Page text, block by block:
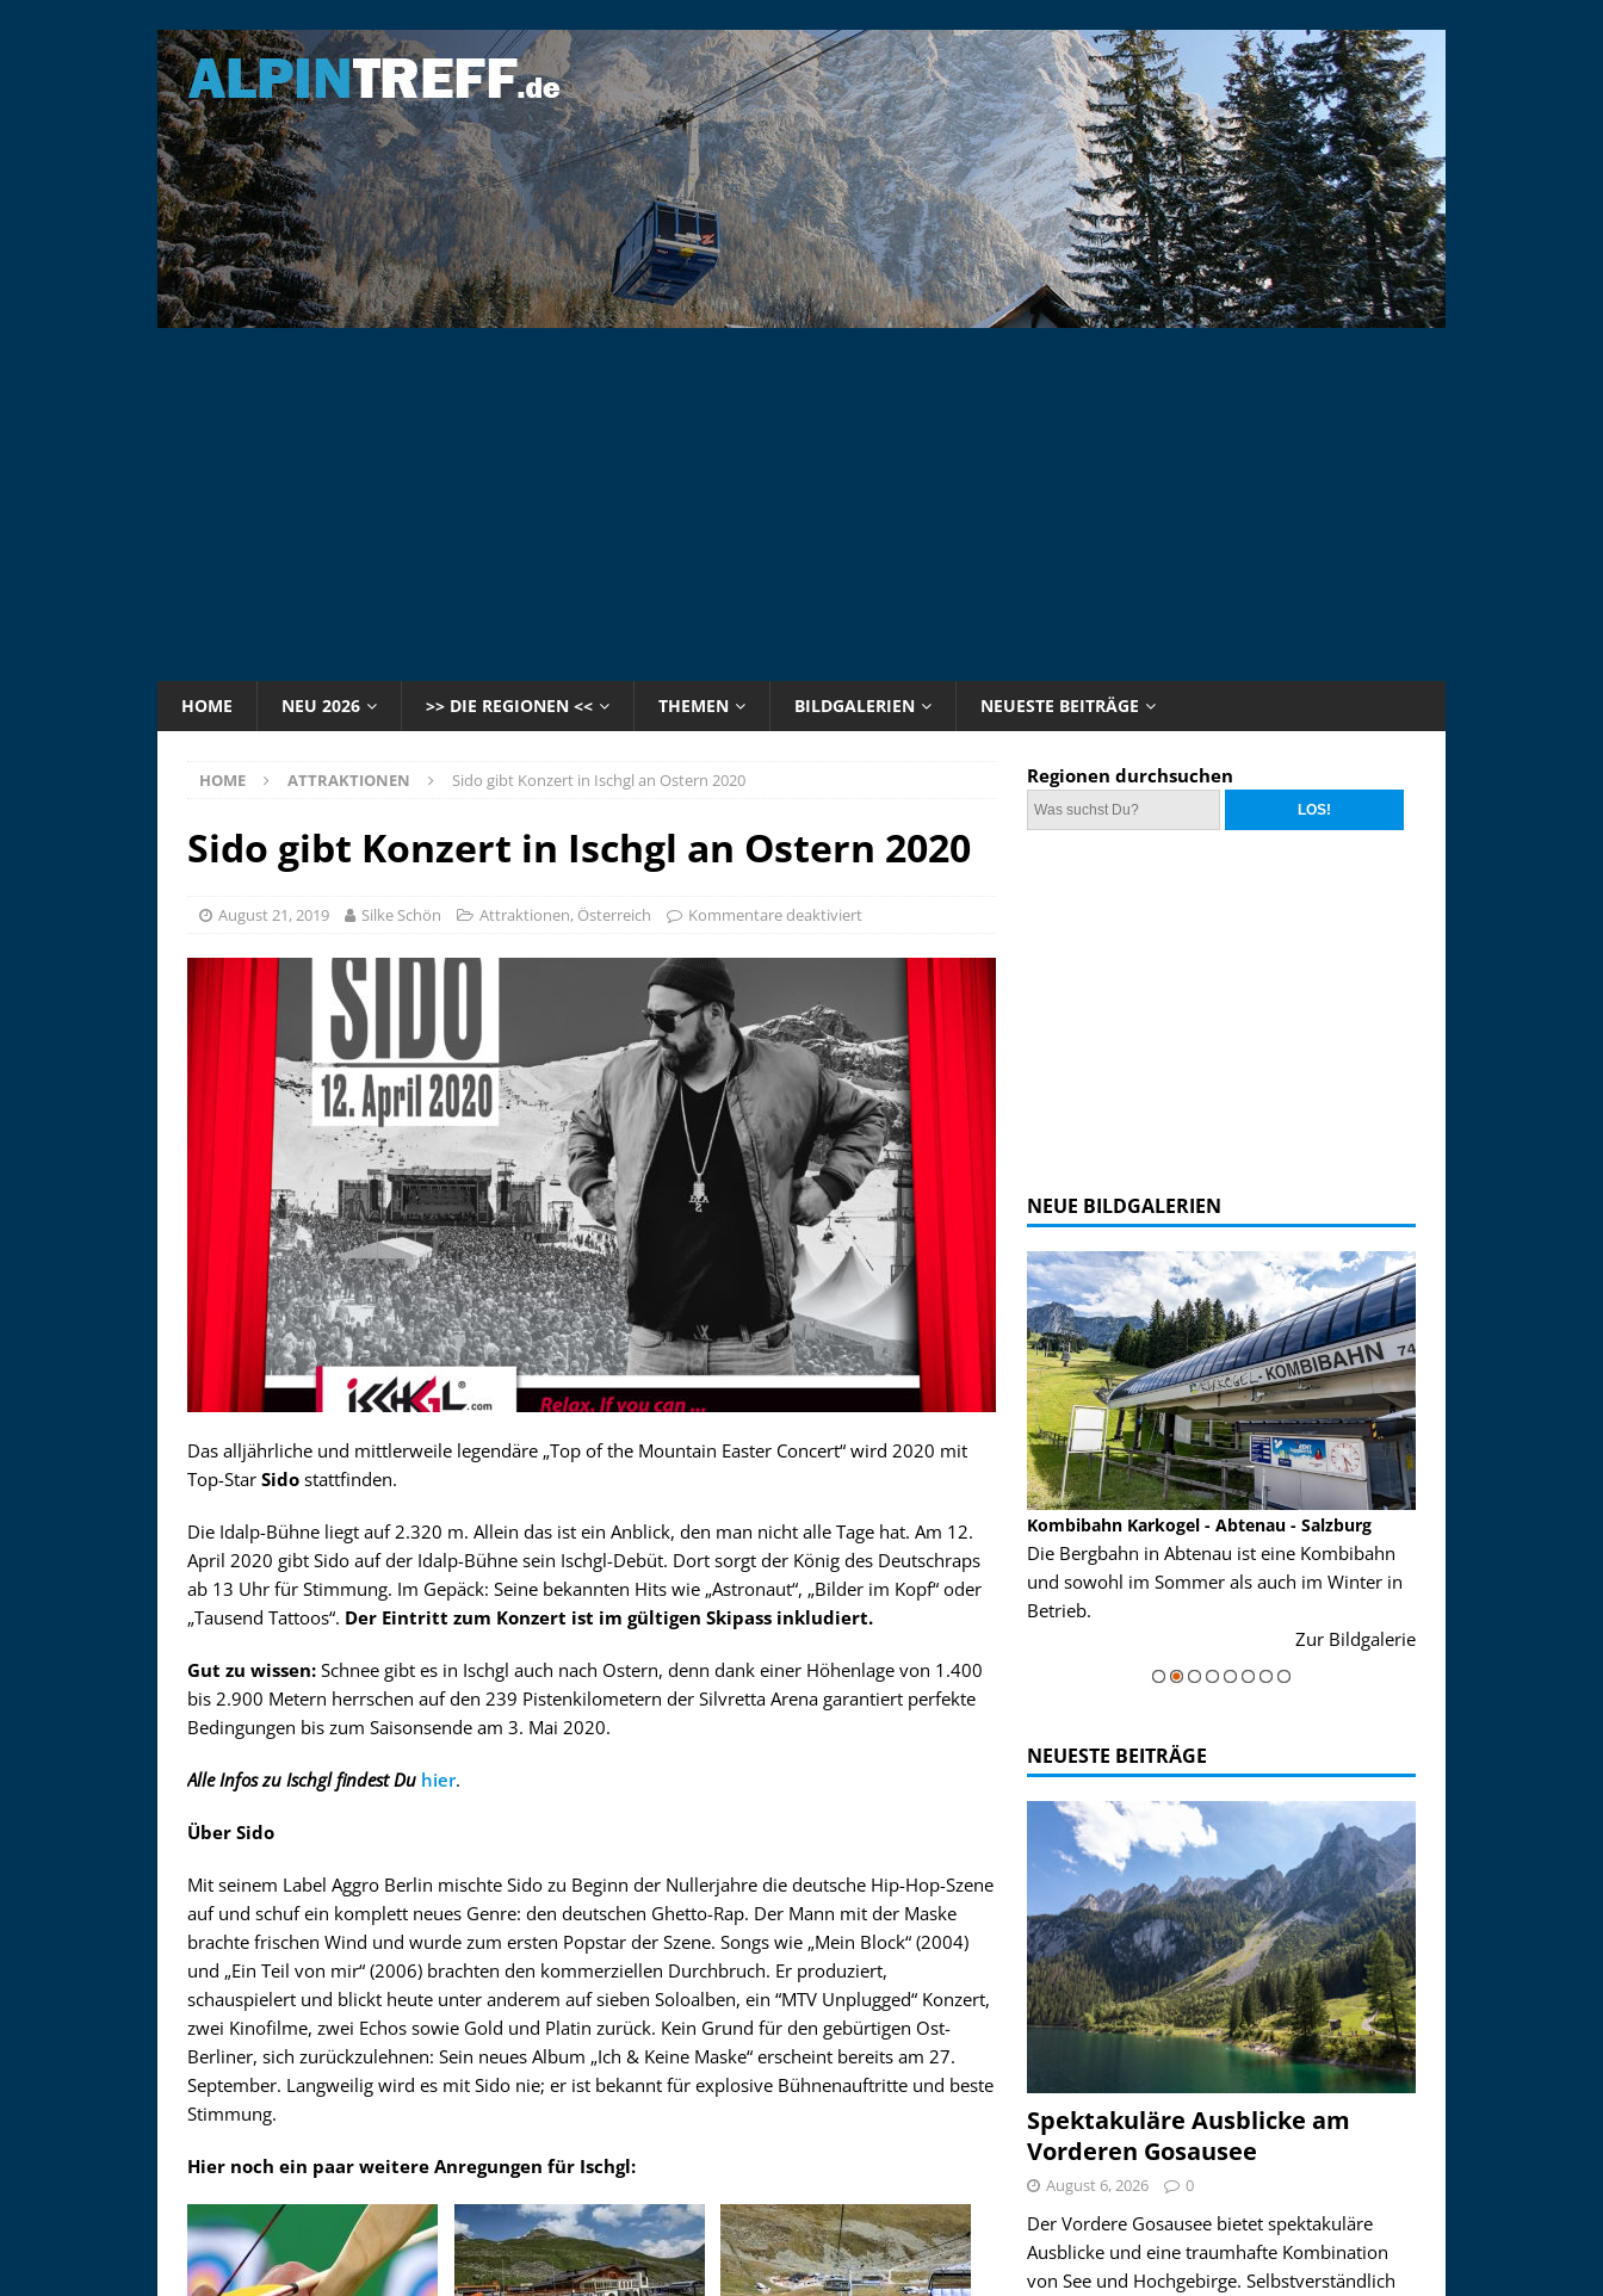
HOME NEU 2026 >> DIE REGIONEN << THEMEN BILDGALERIEN NEUESTE BEITRÄGE
HOME ATTRAKTIONEN Sido gibt Konzert in Ischgl an Ostern 2020
Sido gibt Konzert in Ischgl an Ostern 2020
August 21, 2019 Silke Schön Attraktionen, Österreich Kommentare deaktiviert
Das alljährliche und mittlerweile legendäre „Top of the Mountain Easter Concert“ wird 2020 mit
Top-Star Sido stattfinden.
Die Idalp-Bühne liegt auf 2.320 m. Allein das ist ein Anblick, den man nicht alle Tage hat. Am 12.
April 2020 gibt Sido auf der Idalp-Bühne sein Ischgl-Debüt. Dort sorgt der König des Deutschraps
ab 13 Uhr für Stimmung. Im Gepäck: Seine bekannten Hits wie „Astronaut“, „Bilder im Kopf“ oder
„Tausend Tattoos“. Der Eintritt zum Konzert ist im gültigen Skipass inkludiert.
Gut zu wissen: Schnee gibt es in Ischgl auch nach Ostern, denn dank einer Höhenlage von 1.400
bis 2.900 Metern herrschen auf den 239 Pistenkilometern der Silvretta Arena garantiert perfekte
Bedingungen bis zum Saisonsende am 3. Mai 2020.
Alle Infos zu Ischgl findest Du hier.
Über Sido
Mit seinem Label Aggro Berlin mischte Sido zu Beginn der Nullerjahre die deutsche Hip-Hop-Szene
auf und schuf ein komplett neues Genre: den deutschen Ghetto-Rap. Der Mann mit der Maske
brachte frischen Wind und wurde zum ersten Popstar der Szene. Songs wie „Mein Block“ (2004)
und „Ein Teil von mir“ (2006) brachten den kommerziellen Durchbruch. Er produziert,
schauspielert und blickt heute unter anderem auf sieben Soloalben, ein “MTV Unplugged“ Konzert,
zwei Kinofilme, zwei Echos sowie Gold und Platin zurück. Kein Grund für den gebürtigen Ost-
Berliner, sich zurückzulehnen: Sein neues Album „Ich & Keine Maske“ erscheint bereits am 27.
September. Langweilig wird es mit Sido nie; er ist bekannt für explosive Bühnenauftritte und beste
Stimmung.
Hier noch ein paar weitere Anregungen für Ischgl:
Regionen durchsuchen
NEUE BILDGALERIEN
Alpine Coaster - Imst - Tirol - Bilder
Mehr als 3,5 Kilometer Fahrspaß auf dem
Alpine Coaster in Imst! Hier kannst Du Dir
Bilder des Coasters ansehen.
Kombibahn Karkogel - Abtenau - Salzburg
Die Bergbahn in Abtenau ist eine Kombibahn
und sowohl im Sommer als auch im Winter in
Betrieb.
Zur Bildgaleriemajestätisch...
Asitzbahn - Leogang - Bilder
Schau Dir hier Bilder der Asitzbahn in Leogang
an.
Zur Bildgalerie
NEUESTE BEITRÄGE
Spektakuläre Ausblicke am
Vorderen Gosausee
August 6, 2026 0
Der Vordere Gosausee bietet spektakuläre
Ausblicke und eine traumhafte Kombination
von See und Hochgebirge. Selbstverständlich